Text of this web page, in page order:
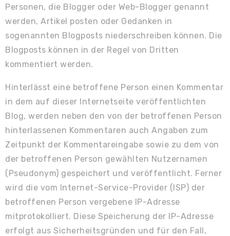
Personen, die Blogger oder Web-Blogger genannt
werden, Artikel posten oder Gedanken in
sogenannten Blogposts niederschreiben können. Die
Blogposts können in der Regel von Dritten
kommentiert werden.
Hinterlässt eine betroffene Person einen Kommentar
in dem auf dieser Internetseite veröffentlichten
Blog, werden neben den von der betroffenen Person
hinterlassenen Kommentaren auch Angaben zum
Zeitpunkt der Kommentareingabe sowie zu dem von
der betroffenen Person gewählten Nutzernamen
(Pseudonym) gespeichert und veröffentlicht. Ferner
wird die vom Internet-Service-Provider (ISP) der
betroffenen Person vergebene IP-Adresse
mitprotokolliert. Diese Speicherung der IP-Adresse
erfolgt aus Sicherheitsgründen und für den Fall,